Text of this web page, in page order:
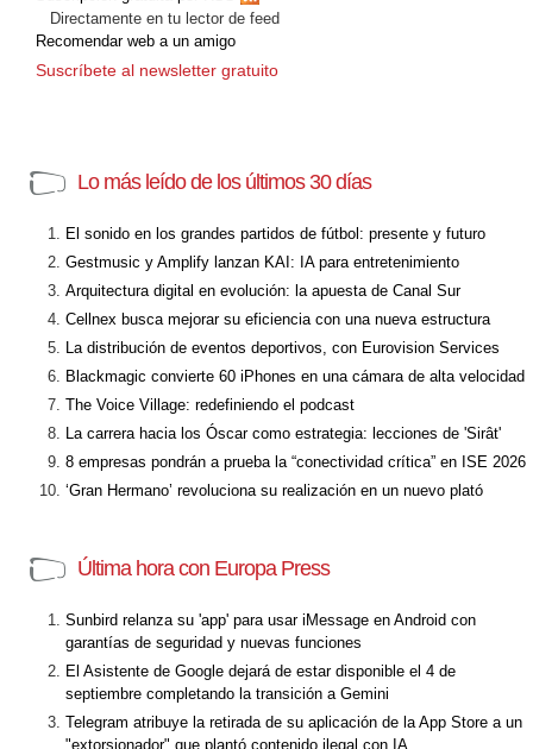
Directamente en tu lector de feed
Recomendar web a un amigo
Suscríbete al newsletter gratuito
Lo más leído de los últimos 30 días
El sonido en los grandes partidos de fútbol: presente y futuro
Gestmusic y Amplify lanzan KAI: IA para entretenimiento
Arquitectura digital en evolución: la apuesta de Canal Sur
Cellnex busca mejorar su eficiencia con una nueva estructura
La distribución de eventos deportivos, con Eurovision Services
Blackmagic convierte 60 iPhones en una cámara de alta velocidad
The Voice Village: redefiniendo el podcast
La carrera hacia los Óscar como estrategia: lecciones de 'Sirât'
8 empresas pondrán a prueba la “conectividad crítica” en ISE 2026
‘Gran Hermano’ revoluciona su realización en un nuevo plató
Última hora con Europa Press
Sunbird relanza su 'app' para usar iMessage en Android con
garantías de seguridad y nuevas funciones
El Asistente de Google dejará de estar disponible el 4 de
septiembre completando la transición a Gemini
Telegram atribuye la retirada de su aplicación de la App Store a un
"extorsionador" que plantó contenido ilegal con IA